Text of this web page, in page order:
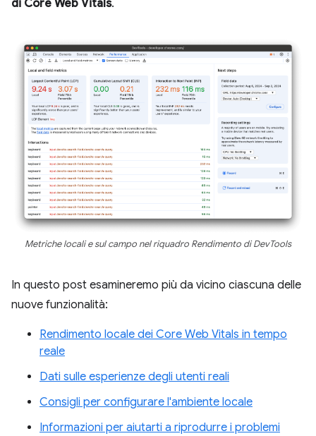
di Core Web Vitals.
Metriche locali e sul campo nel riquadro Rendimento di DevTools
In questo post esamineremo più da vicino ciascuna delle
nuove funzionalità:
Rendimento locale dei Core Web Vitals in tempo
reale
Dati sulle esperienze degli utenti reali
Consigli per configurare l'ambiente locale
Informazioni per aiutarti a riprodurre i problemi